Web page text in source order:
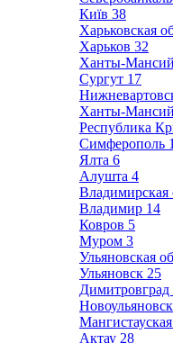
Київ 38
Харьковская
Харьков 32
Ханты-
Сургут 17
Ханты-
Республика
Симферополь
Ялта 6
Алушта 4
Владимирская
Владимир 14
Ковров 5
Муром 3
Ульяновская
Ульяновск 25
Димитровград
Новоульяновск
Актау 28